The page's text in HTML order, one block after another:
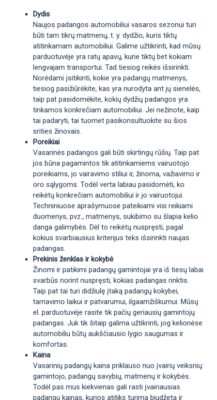
Dydis
Naujos padangos automobiliui vasaros sezonui turi
būti tam tikrų matmenų, t. y. dydžio, kuris tiktų
atitinkamam automobiliui. Galime užtikrinti, kad mūsų
parduotuvėje yra ratų apavų, kurie tiktų bet kokiam
lengvajam transportui. Tad tiesiog reikės išsirinkti.
Norėdami įsitikinti, kokie yra padangų matmenys,
tiesiog pasižiūrėkite, kas yra nurodyta ant jų sienelės,
taip pat pasidomėkite, kokių dydžių padangos yra
tinkamos konkrečiam automobiliui. Jei nežinote, kaip
tai padaryti, tai tuomet pasikonsultuokite su šios
srities žinovais.
Poreikiai
Vasarinės padangos gali būti skirtingų rūšių. Taip pat
jos būna pagamintos tik atitinkamiems vairuotojo
poreikiams, jo vairavimo stiliui ir, žinoma, važiavimo ir
oro sąlygoms. Todėl verta labiau pasidomėti, ko
reikėtų konkrečiam automobiliui ir jo vairuotojui.
Techniniuose aprašymuose pateikiami visi reikiami
duomenys, pvz., matmenys, sukibimo su šlapia kelio
danga galimybės. Dėl to reikėtų nuspręsti, pagal
kokius svarbiausius kriterijus teks išsirinkti naujas
padangas.
Prekinis ženklas ir kokybė
Žinomi ir patikimi padangų gamintojai yra iš tiesų labai
svarbūs norint nuspręsti, kokias padangas rinktis.
Taip pat tai turi didžiulę įtaką padangų kokybei,
tarnavimo laikui ir patvarumui, ilgaamžiškumui. Mūsų
el. parduotuvėje rasite tik pačių geriausių gamintojų
padangas. Juk tik šitaip galima užtikrinti, jog kelionėse
automobiliu būtų aukščiausio lygio saugumas ir
komfortas.
Kaina
Vasarinių padangų kaina priklauso nuo įvairių veiksnių:
gamintojo, padangų savybių, matmenų ir kokybės.
Todėl pas mus kiekvienas gali rasti įvairiausias
padangų kainas, kurios atitiks turimą biudžetą ir